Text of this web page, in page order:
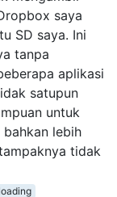
saya
SD saya. Ini
tanpa
aplikasi
satupun
untuk
bahkan lebih
tidak